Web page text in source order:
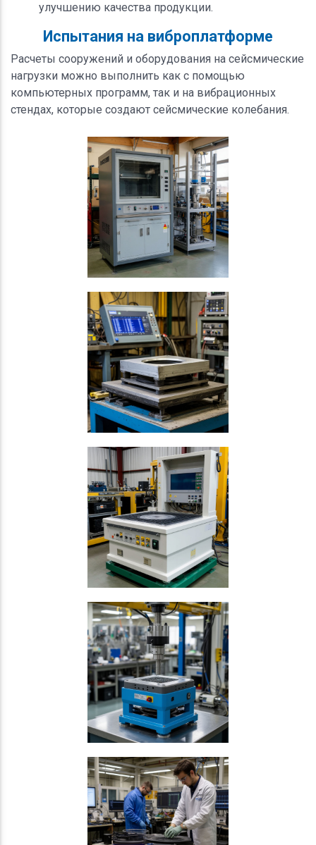
улучшению качества продукции.
Испытания на виброплатформе
Расчеты сооружений и оборудования на сейсмические
нагрузки можно выполнить как с помощью
компьютерных программ, так и на вибрационных
стендах, которые создают сейсмические колебания.